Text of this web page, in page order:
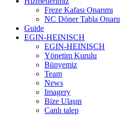
Freze Kafası Onarımı
NC Döner Tabla
Guide
EGIN-HEINISCH
EGIN-HEINISCH
Yönetim Kurulu
Bünyemiz
Team
News
Imagery
Bize Ulaşın
Canlı talep